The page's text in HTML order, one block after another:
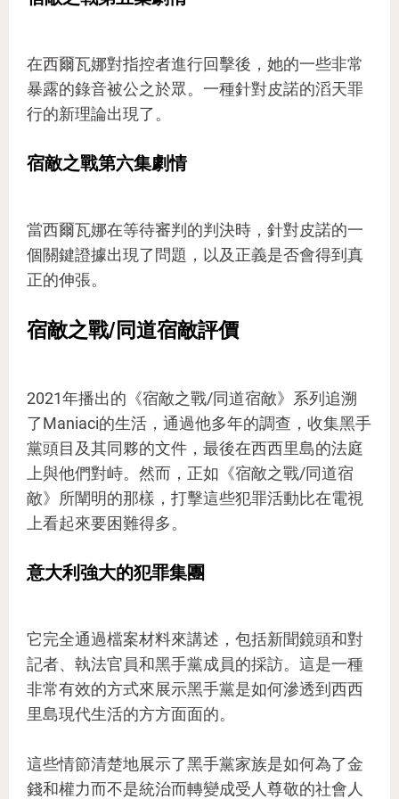
在西爾瓦娜對指控者進行回擊後，她的一些非常
暴露的錄音被公之於眾。一種針對皮諾的滔天罪
行的新理論出現了。
宿敵之戰第六集劇情
當西爾瓦娜在等待審判的判決時，針對皮諾的一
個關鍵證據出現了問題，以及正義是否會得到真
正的伸張。
宿敵之戰/同道宿敵評價
2021年播出的《宿敵之戰/同道宿敵》系列追溯
了Maniaci的生活，通過他多年的調查，收集黑手
黨頭目及其同夥的文件，最後在西西里島的法庭
上與他們對峙。然而，正如《宿敵之戰/同道宿
敵》所闡明的那樣，打擊這些犯罪活動比在電視
上看起來要困難得多。
意大利強大的犯罪集團
它完全通過檔案材料來講述，包括新聞鏡頭和對
記者、執法官員和黑手黨成員的採訪。這是一種
非常有效的方式來展示黑手黨是如何滲透到西西
里島現代生活的方方面面的。
這些情節清楚地展示了黑手黨家族是如何為了金
錢和權力而不是統治而轉變成受人尊敬的社會人